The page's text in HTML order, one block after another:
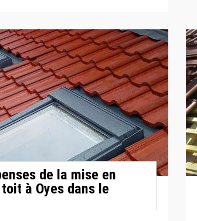
de la mise en
à Oyes dans le